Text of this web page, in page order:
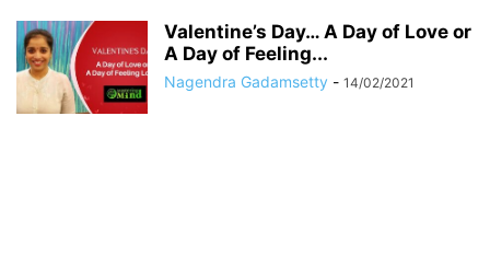
Valentine’s Day… A Day of Love or
A Day of Feeling...
Nagendra Gadamsetty - 14/02/2021